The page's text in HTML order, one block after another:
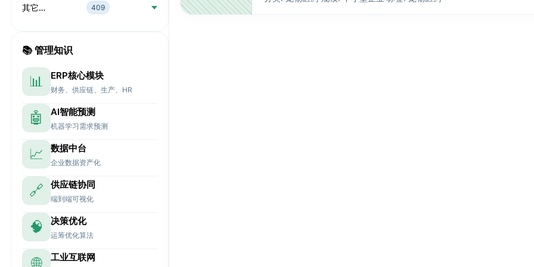
其它… 409
📚 管理知识
📊 ERP核心模块
财务、供应链、生产、HR
🤖 AI智能预测
机器学习需求预测
📈 数据中台
企业数据资产化
🔗 供应链协同
端到端可视化
🧠 决策优化
运筹优化算法
🌐 工业互联网